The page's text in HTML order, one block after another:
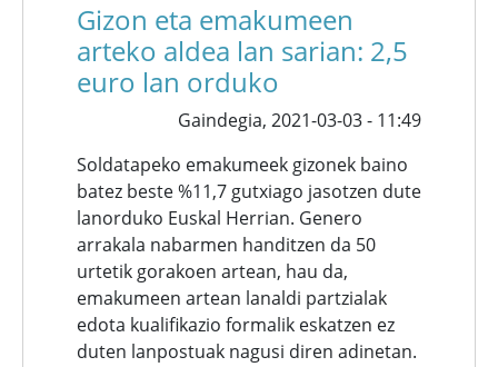
Gizon eta emakumeen
arteko aldea lan sarian: 2,5
euro lan orduko
Gaindegia, 2021-03-03 - 11:49
Soldatapeko emakumeek gizonek baino
batez beste %11,7 gutxiago jasotzen dute
lanorduko Euskal Herrian. Genero
arrakala nabarmen handitzen da 50
urtetik gorakoen artean, hau da,
emakumeen artean lanaldi partzialak
edota kualifikazio formalik eskatzen ez
duten lanpostuak nagusi diren adinetan.